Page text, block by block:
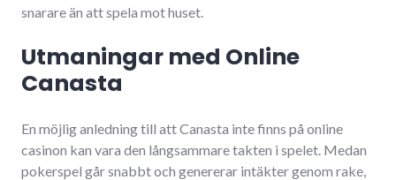
snarare än att spela mot huset.
Utmaningar med Online
Canasta
En möjlig anledning till att Canasta inte finns på online
casinon kan vara den långsammare takten i spelet. Medan
pokerspel går snabbt och genererar intäkter genom rake,